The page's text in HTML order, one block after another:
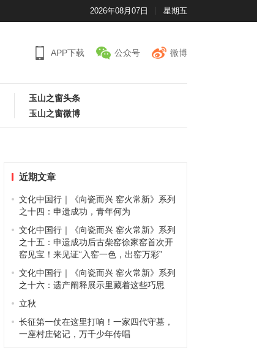
2026年08月07日 星期五
APP下载 公众号 微博
玉山之窗头条
玉山之窗微博
近期文章
文化中国行｜《向瓷而兴 窑火常新》系列
之十四：申遗成功，青年何为
文化中国行｜《向瓷而兴 窑火常新》系列
之十五：申遗成功后古柴窑徐家窑首次开
窑见宝！来见证“入窑一色，出窑万彩”
文化中国行｜《向瓷而兴 窑火常新》系列
之十六：遗产阐释展示里藏着这些巧思
立秋
长征第一仗在这里打响！一家四代守墓，
一座村庄铭记，万千少年传唱